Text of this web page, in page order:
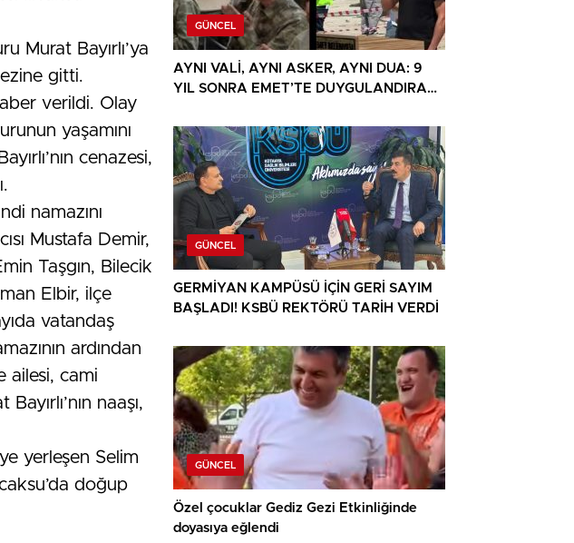
Murat Bayırlı’ya
gitti.
verildi. Olay
yaşamını
cenazesi,
namazını
Mustafa Demir,
Taşgın, Bilecik
Elbir, ilçe
vatandaş
ardından
ailesi, cami
naaşı,
yerleşen Selim
doğup
GÜNCEL
AYNI VALİ, AYNI ASKER, AYNI DUA: 9
YIL SONRA EMET’TE DUYGULANDIRAN
GÜNCEL
GERMİYAN KAMPÜSÜ İÇİN GERİ SAYIM
BAŞLADI! KSBÜ REKTÖRÜ TARİH VERDİ
GÜNCEL
Özel çocuklar Gediz Gezi Etkinliğinde
doyasıya eğlendi